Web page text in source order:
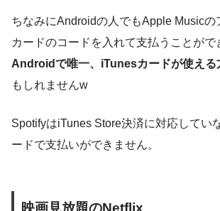
ちなみにAndroidの人でもApple Musicの
カードのコードを入れて支払うことがで
Androidで唯一、iTunesカードが使える
もしれませんw
SpotifyはiTunes Store決済に対応してい
ードで支払いができません。
映画見放題のNetflix